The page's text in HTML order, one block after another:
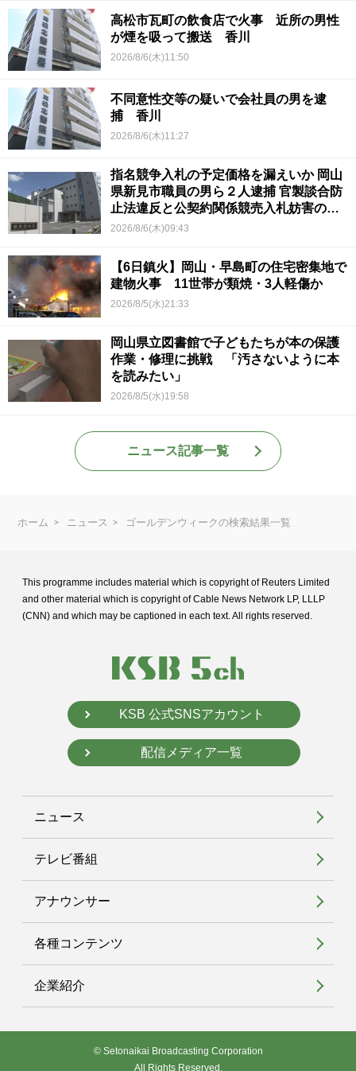
高松市瓦町の飲食店で火事 近所の男性
が煙を吸って搬送 香川
2026/8/6(木)11:50
不同意性交等の疑いで会社員の男を逮
捕 香川
2026/8/6(木)11:27
指名競争入札の予定価格を漏えいか 岡山
県新見市職員の男ら２人逮捕 官製談合防
止法違反と公契約関係競売入札妨害の疑
い
2026/8/6(木)09:43
【6日鎮火】岡山・早島町の住宅密集地で
建物火事 11世帯が類焼・3人軽傷か
2026/8/5(水)21:33
岡山県立図書館で子どもたちが本の保護
作業・修理に挑戦 「汚さないように本
を読みたい」
2026/8/5(水)19:58
ニュース記事一覧
ホーム ニュース ゴールデンウィークの検索結果一覧
This programme includes material which is copyright of Reuters Limited
and other material which is copyright of Cable News Network LP, LLLP
(CNN) and which may be captioned in each text. All rights reserved.
KSB 公式SNSアカウント
配信メディア一覧
ニュース
テレビ番組
アナウンサー
各種コンテンツ
企業紹介
© Setonaikai Broadcasting Corporation
All Rights Reserved.